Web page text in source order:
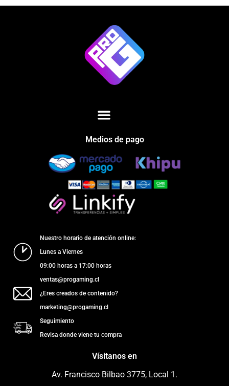
Medios de pago
Nuestro horario de atención online:
Lunes a Viernes
09:00 horas a 17:00 horas
ventas@progaming.cl
¿Eres creados de contenido?
marketing@progaming.cl
Seguimiento
Revisa donde viene tu compra
Vísitanos en
Av. Francisco Bilbao 3775, Local 1.